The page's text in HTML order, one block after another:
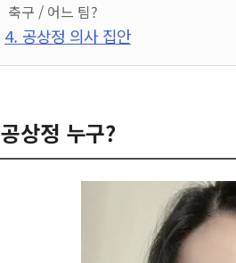
축구 / 어느 팀?
4. 공상정 의사 집안
공상정 누구?